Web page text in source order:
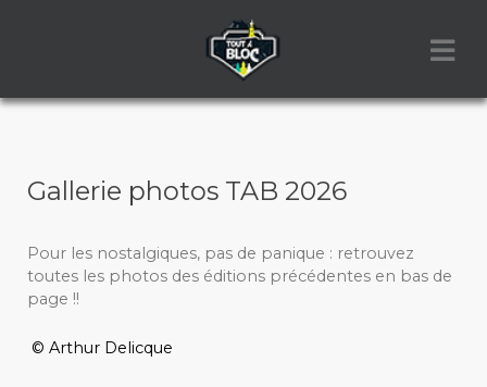
Gallerie photos TAB 2026
Pour les nostalgiques, pas de panique : retrouvez
toutes les photos des éditions précédentes en bas de
page !!
© Arthur Delicque